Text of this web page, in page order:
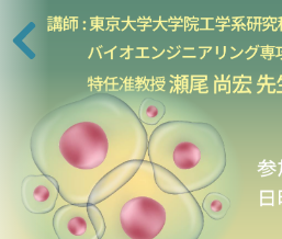
前へ